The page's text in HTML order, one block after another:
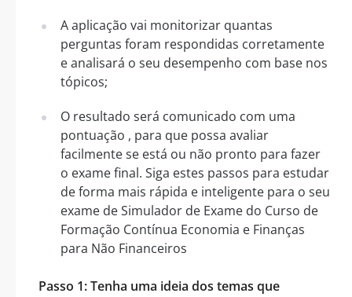
A aplicação vai monitorizar quantas
perguntas foram respondidas corretamente
e analisará o seu desempenho com base nos
tópicos;
O resultado será comunicado com uma
pontuação , para que possa avaliar
facilmente se está ou não pronto para fazer
o exame final. Siga estes passos para estudar
de forma mais rápida e inteligente para o seu
exame de Simulador de Exame do Curso de
Formação Contínua Economia e Finanças
para Não Financeiros
Passo 1: Tenha uma ideia dos temas que